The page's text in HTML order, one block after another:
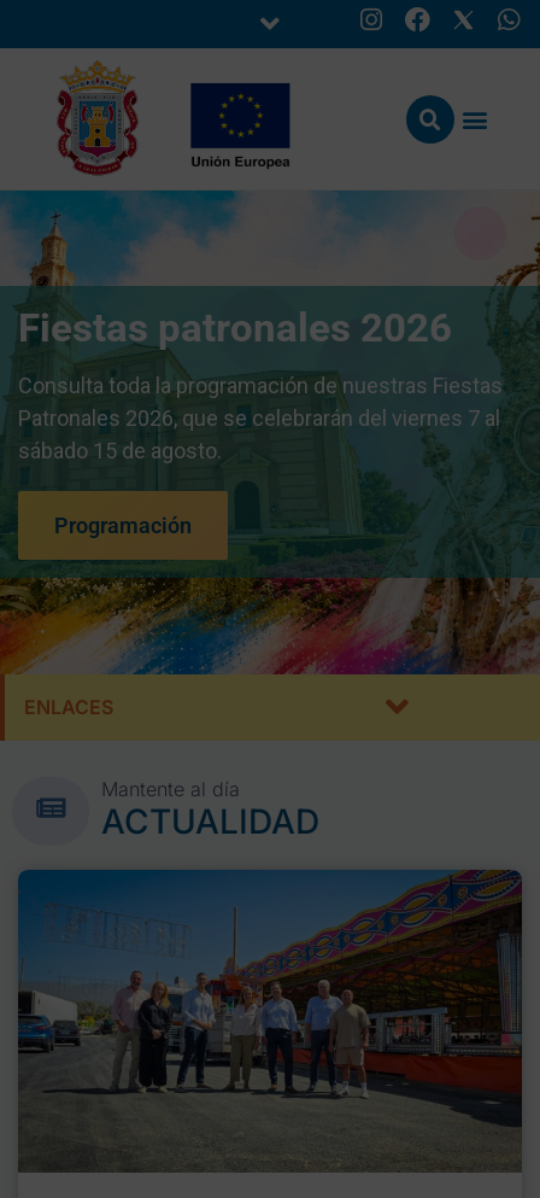
Fiestas patronales 2026
Consulta toda la programación de nuestras Fiestas
Patronales 2026, que se celebrarán del viernes 7 al
sábado 15 de agosto.
Programación
ENLACES
Mantente al día
ACTUALIDAD